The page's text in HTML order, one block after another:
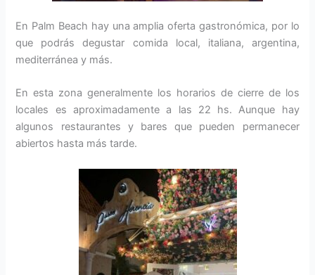
En Palm Beach hay una amplia oferta gastronómica, por lo
que podrás degustar comida local, italiana, argentina,
mediterránea y más.
En esta zona generalmente los horarios de cierre de los
locales es aproximadamente a las 22 hs. Aunque hay
algunos restaurantes y bares que pueden permanecer
abiertos hasta más tarde.